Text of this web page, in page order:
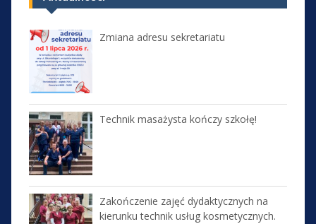
Zmiana adresu sekretariatu
Technik masażysta kończy szkołę!
Zakończenie zajęć dydaktycznych na
kierunku technik usług kosmetycznych.